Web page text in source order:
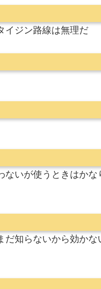
イジン路線は無理だ
ないが使うときはかな
だ知らないから効か